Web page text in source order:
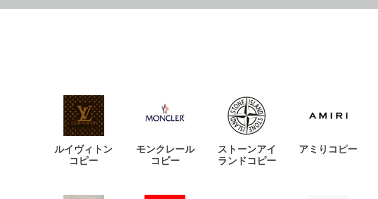
ルイヴィトン
コピー
モンクレール
コピー
ストーンアイ
ランドコピー
アミりコピー